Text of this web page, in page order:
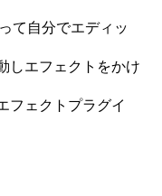
て自分でエディッ
しエフェクトをかけ
フェクトプラグイ